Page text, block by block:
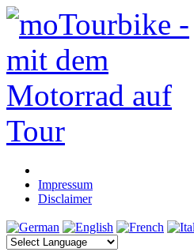
Impressum
Disclaimer